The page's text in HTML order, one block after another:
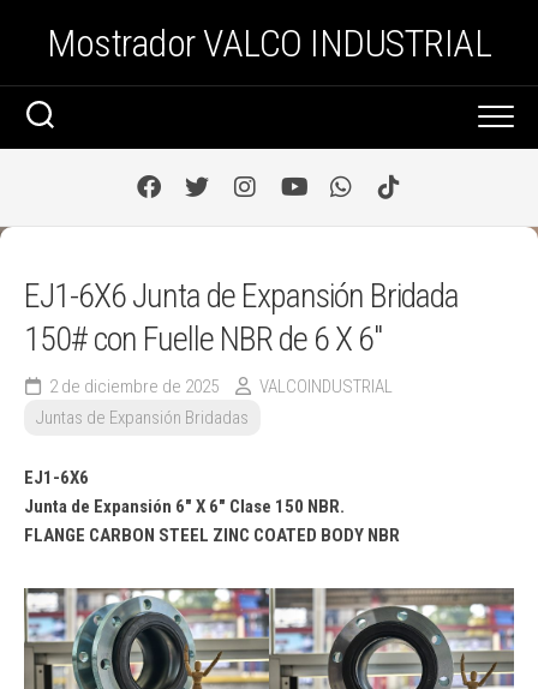
Mostrador VALCO INDUSTRIAL
EJ1-6X6 Junta de Expansión Bridada
150# con Fuelle NBR de 6 X 6″
2 de diciembre de 2025
VALCOINDUSTRIAL
Juntas de Expansión Bridadas
EJ1-6X6
Junta de Expansión 6″ X 6″ Clase 150 NBR.
FLANGE CARBON STEEL ZINC COATED BODY NBR